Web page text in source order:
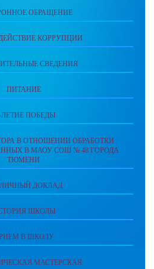
ОБРАЩЕНИЕ
КОРРУПЦИИ
СВЕДЕНИЯ
ПИТАНИЕ
ЛЕТИЕ ПОБЕДЫ
В ОТНОШЕНИИ ОБРАБОТКИ
В МАОУ СОШ № 48 ГОРОДА
ТЮМЕНИ
ДОКЛАД
ШКОЛЫ
В ШКОЛУ
МАСТЕРСКАЯ